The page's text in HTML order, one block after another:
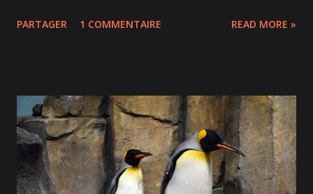
gais et colorés et des toiles et œuvres d'art de différents
traditionnels servis toute la semaine en généreuses
portions. Comptez entre 14 et 24$ pour vous rassasier de
crêpes, gaufres, omelettes ou œufs bénédictines par
exemple. Pommes de terre parfaitement assaisonnées et
sauce hollandaise légère Crêpes (3) choco-fruits très
PARTAGER 1 COMMENTAIRE READ MORE »